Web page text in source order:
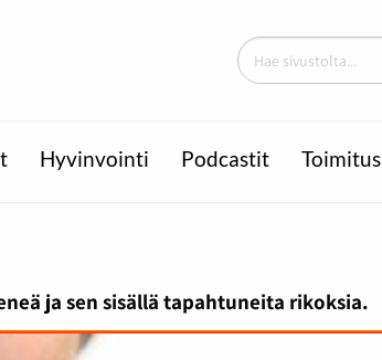
Hyvinvointi Podcastit Toimitus
ja sen sisällä tapahtuneita rikoksia.